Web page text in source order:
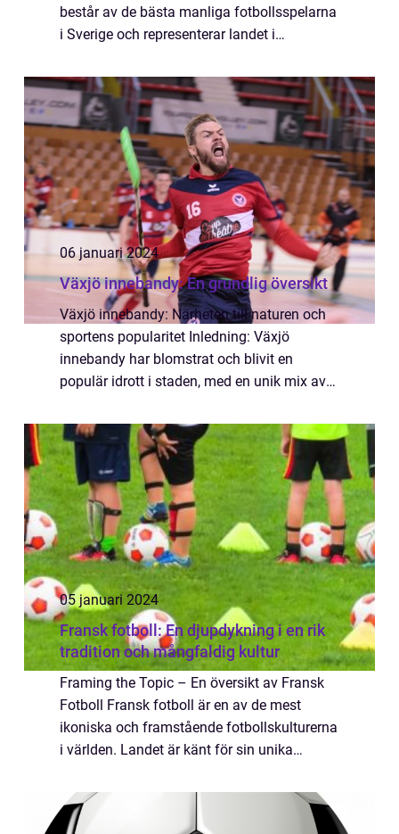
består av de bästa manliga fotbollsspelarna
i Sverige och representerar landet i
denna artikel kommer vi att ge en omfa...
06 januari 2024
Växjö innebandy: En grundlig översikt
Växjö innebandy: Närheten till naturen och
sportens popularitet Inledning: Växjö
innebandy har blomstrat och blivit en
populär idrott i staden, med en unik mix av
gemenskap inom sporten. I denna artikel
kommer vi at...
05 januari 2024
Fransk fotboll: En djupdykning i en rik
tradition och mångfaldig kultur
Framing the Topic – En översikt av Fransk
Fotboll Fransk fotboll är en av de mest
ikoniska och framstående fotbollskulturerna
i världen. Landet är känt för sin unika
framgångsrika lag både nationellt och
internat...